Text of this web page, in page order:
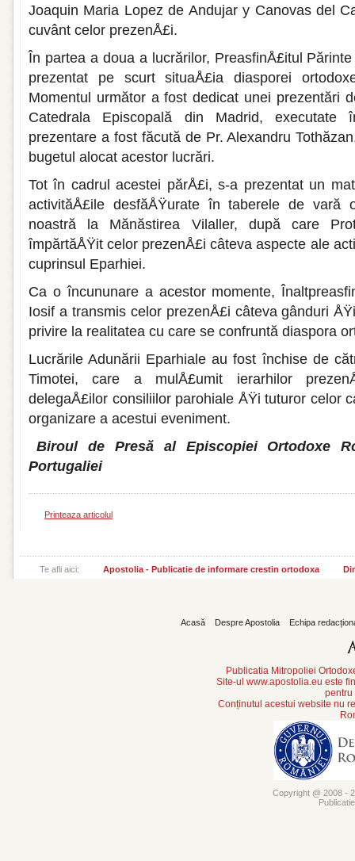
Joaquin Maria Lopez de Andujar y Canovas del
cuvânt celor prezenÅ£i.
În partea a doua a lucrărilor, PreasfinÅ£itul
prezen­tat pe scurt situaÅ£ia diasporei
Momentul următor a fost dedicat unei prezentări
Catedrala Episcopală din Madrid, executate
prezentare a fost făcută de Pr. Alexandru
bugetul alocat acestor lucrări.
Tot în cadrul acestei părÅ£i, s-a prezentat un
activităÅ£i­le desfăÅŸurate în taberele de vară
noastră la Mănăstirea Vilaller, după care
împărtăÅŸit celor prezenÅ£i câteva aspecte ale
cuprinsul Eparhiei.
Ca o încununare a acestor momente,
Iosif a transmis celor prezenÅ£i câteva gânduri
privire la realitatea cu care se confruntă diaspora
Lucrările Adunării Eparhiale au fost închise de
Timotei, care a mulÅ£umit ierarhilor
delegaÅ£ilor consiliilor parohiale ÅŸi tuturor celor
organizare a acestui eveniment.
Biroul de Presă al Episcopiei Ortodoxe
Portugaliei
Printeaza articolul
Te afli aici: Apostolia - Publicatie de informare crestin ortodoxa
Acasă Despre Apostolia Echipa
Publicatia Mitropoliei
Site-ul www.apostolia.eu este
pentru
Conținutul acestui website nu
Copyright @ 2008 -